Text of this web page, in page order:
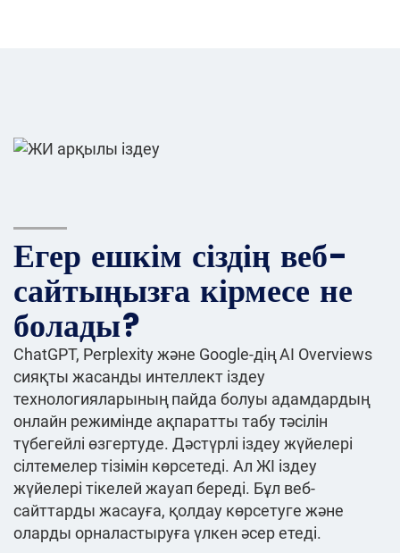
Егер ешкім сіздің веб-
сайтыңызға кірмесе не
болады?
ChatGPT, Perplexity және Google-дің AI Overviews
сияқты жасанды интеллект іздеу
технологияларының пайда болуы адамдардың
онлайн режимінде ақпаратты табу тәсілін
түбегейлі өзгертуде. Дәстүрлі іздеу жүйелері
сілтемелер тізімін көрсетеді. Ал ЖІ іздеу
жүйелері тікелей жауап береді. Бұл веб-
сайттарды жасауға, қолдау көрсетуге және
оларды орналастыруға үлкен әсер етеді.